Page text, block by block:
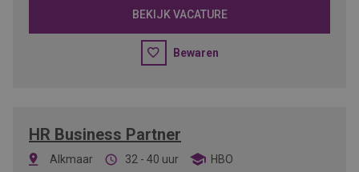
BEKIJK VACATURE
Bewaren
HR Business Partner
Alkmaar 32 - 40 uur HBO